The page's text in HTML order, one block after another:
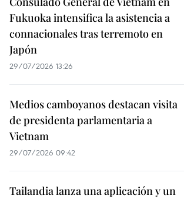
Fukuoka intensifica la asistencia a
connacionales tras terremoto en
Japón
29/07/2026 13:26
Medios camboyanos destacan visita
de presidenta parlamentaria a
Vietnam
29/07/2026 09:42
Tailandia lanza una aplicación y un